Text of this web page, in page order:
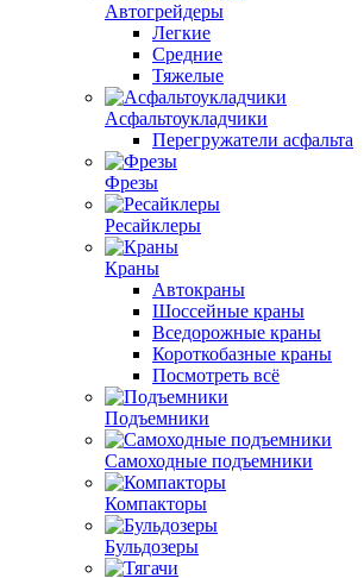
Автогрейдеры
Легкие
Средние
Тяжелые
Асфальтоукладчики
Перегружатели асфальта
Фрезы
Ресайклеры
Краны
Автокраны
Шоссейные краны
Вседорожные краны
Короткобазные краны
Посмотреть всё
Подъемники
Самоходные подъемники
Компакторы
Бульдозеры